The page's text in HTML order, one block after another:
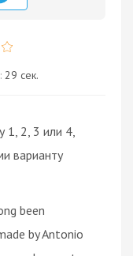
29 сек.
1, 2, 3 или 4,
варианту
been
by Antonio